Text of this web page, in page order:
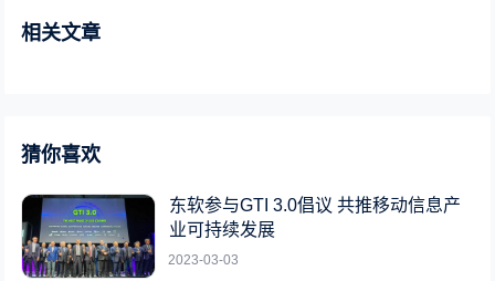
相关文章
猜你喜欢
东软参与GTI 3.0倡议 共推移动信息产
业可持续发展
2023-03-03